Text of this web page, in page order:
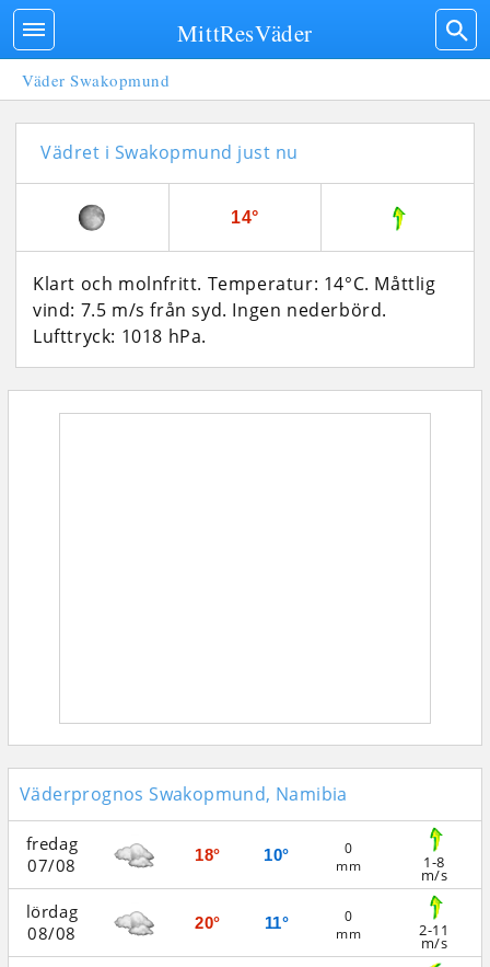
Väder Swakopmund
Vädret i Swakopmund just nu
14°
Klart och molnfritt. Temperatur: 14°C. Måttlig
vind: 7.5 m/s från syd. Ingen nederbörd.
Lufttryck: 1018 hPa.
Väderprognos Swakopmund, Namibia
fredag
07/08
lördag
08/08
18°
20°
10°
11°
0
mm
0
mm
1-8
m/s
2-11
m/s
MittResVäder